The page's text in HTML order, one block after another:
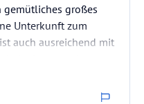
gemütliches großes
Unterkunft zum
auch ausreichend mit